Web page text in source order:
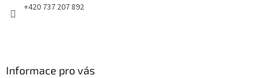
+420 737 207 892
Informace pro vás